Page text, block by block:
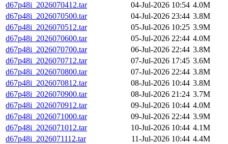
d67p48i_2026070412.tar
04-Jul-2026 10:54 4.0M
d67p48i_2026070500.tar
04-Jul-2026 23:44 3.8M
d67p48i_2026070512.tar
05-Jul-2026 10:25 3.9M
d67p48i_2026070600.tar
05-Jul-2026 22:44 4.0M
d67p48i_2026070700.tar
06-Jul-2026 22:44 3.8M
d67p48i_2026070712.tar
07-Jul-2026 17:45 3.6M
d67p48i_2026070800.tar
07-Jul-2026 22:44 3.8M
d67p48i_2026070812.tar
08-Jul-2026 10:44 3.8M
d67p48i_2026070900.tar
08-Jul-2026 21:24 3.7M
d67p48i_2026070912.tar
09-Jul-2026 10:44 4.0M
d67p48i_2026071000.tar
09-Jul-2026 22:44 3.9M
d67p48i_2026071012.tar
10-Jul-2026 10:44 4.1M
d67p48i_2026071112.tar
11-Jul-2026 10:44 4.4M